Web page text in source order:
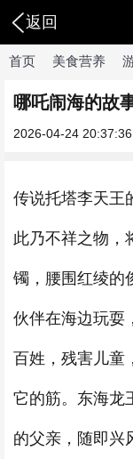
返回
首页 美食营养
哪吒闹海的故
2026-04-24 20:37:36
传说托塔李天王
此乃不祥之物，
镯，腰围红绫的
伙伴在海边玩耍
百姓，残害儿童
它的筋。东海龙
的父亲，随即兴